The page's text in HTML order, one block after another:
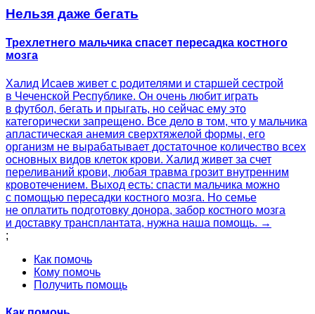
Нельзя даже бегать
Трехлетнего мальчика спасет пересадка костного
мозга
Халид Исаев живет с родителями и старшей сестрой
в Чеченской Республике. Он очень любит играть
в футбол, бегать и прыгать, но сейчас ему это
категорически запрещено. Все дело в том, что у мальчика
апластическая анемия сверхтяжелой формы, его
организм не вырабатывает достаточное количество всех
основных видов клеток крови. Халид живет за счет
переливаний крови, любая травма грозит внутренним
кровотечением. Выход есть: спасти мальчика можно
с помощью пересадки костного мозга. Но семье
не оплатить подготовку донора, забор костного мозга
и доставку трансплантата, нужна наша помощь. →
;
Как помочь
Кому помочь
Получить помощь